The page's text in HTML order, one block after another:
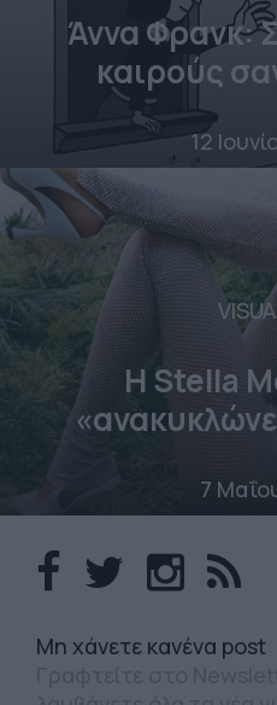
Άννα Φρανκ:
καιρούς
12
Η Stella
7
Mη χάνετε κανένα post